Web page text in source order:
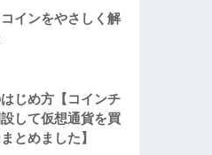
インをやさしく解
じめ方【コインチ
して仮想通貨を買
とめました】